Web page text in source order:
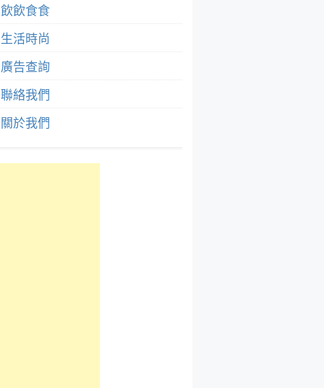
飲飲食食
生活時尚
廣告查詢
聯絡我們
關於我們